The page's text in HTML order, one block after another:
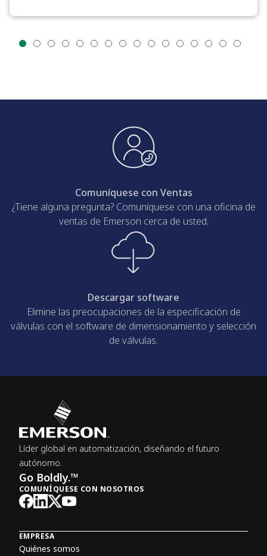
Comuníquese con Ventas
¿Tiene alguna pregunta? Comuníquese con una oficina de
ventas de Emerson cerca de usted.
Descargar software
Elimine las preocupaciones de la especificación de
válvulas con el software de dimensionamiento y selección
de válvulas.
Líder global en automatización, diseñando el futuro
autónomo.
Go Boldly.™
COMUNÍQUESE CON NOSOTROS
EMPRESA
Quiénes somos